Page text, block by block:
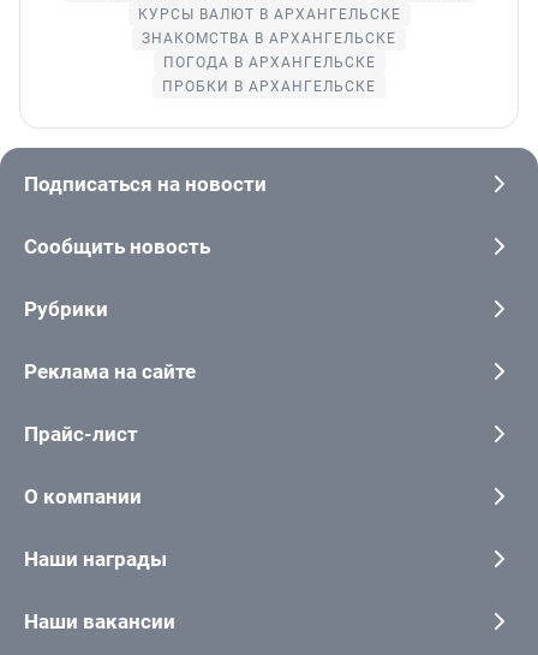
КУРСЫ ВАЛЮТ В АРХАНГЕЛЬСКЕ
ЗНАКОМСТВА В АРХАНГЕЛЬСКЕ
ПОГОДА В АРХАНГЕЛЬСКЕ
ПРОБКИ В АРХАНГЕЛЬСКЕ
Подписаться на новости
Сообщить новость
Рубрики
Реклама на сайте
Прайс-лист
О компании
Наши награды
Наши вакансии